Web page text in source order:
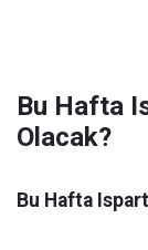
Bu Hafta
Olacak?
Bu Hafta